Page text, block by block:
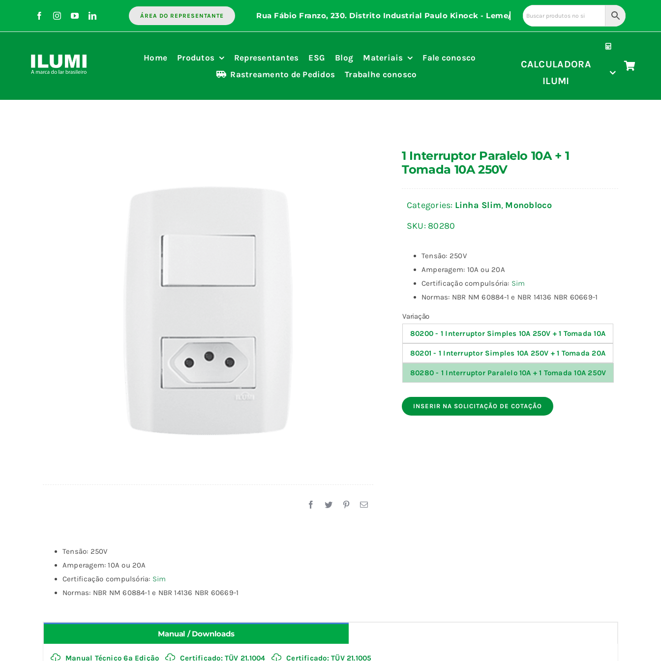
o
ÁREA DO REPRESENTANTE
Home Produtos Representantes ESG Blog Materiais
Fale conosco
Rastreamento de Pedidos
Trabalhe conosco
CALCULADORA
ILUMI
1 Interruptor Paralelo 10A + 1
Tomada 10A 250V
Categories: Linha Slim, Monobloco
SKU: 80280
Tensão: 250V
Amperagem: 10A ou 20A
Certificação compulsória: Sim
Normas: NBR NM 60884-1 e NBR 14136 NBR 60669-1
Variação
80200 - 1 Interruptor Simples 10A 250V + 1 Tomada 10A
80201 - 1 Interruptor Simples 10A 250V + 1 Tomada 20A
80280 - 1 Interruptor Paralelo 10A + 1 Tomada 10A 250V
INSERIR NA SOLICITAÇÃO DE COTAÇÃO
Tensão: 250V
Amperagem: 10A ou 20A
Certificação compulsória: Sim
Normas: NBR NM 60884-1 e NBR 14136 NBR 60669-1
Manual / Downloads
Manual Técnico 6ª Edição Certificado: TÜV 21.1004 Certificado: TÜV 21.1005